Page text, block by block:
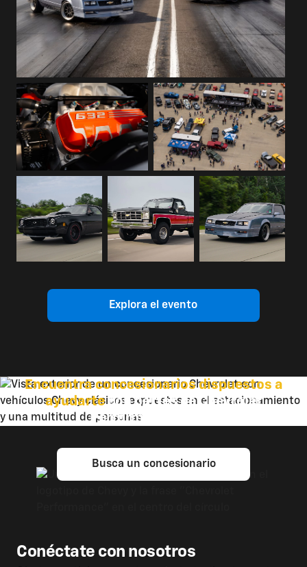
Explora el evento
Encuentra concesionarios dispuestos a
ayudartecon partes de Chevrolet
Performance Parts.
Busca un concesionario
Conéctate con nosotros